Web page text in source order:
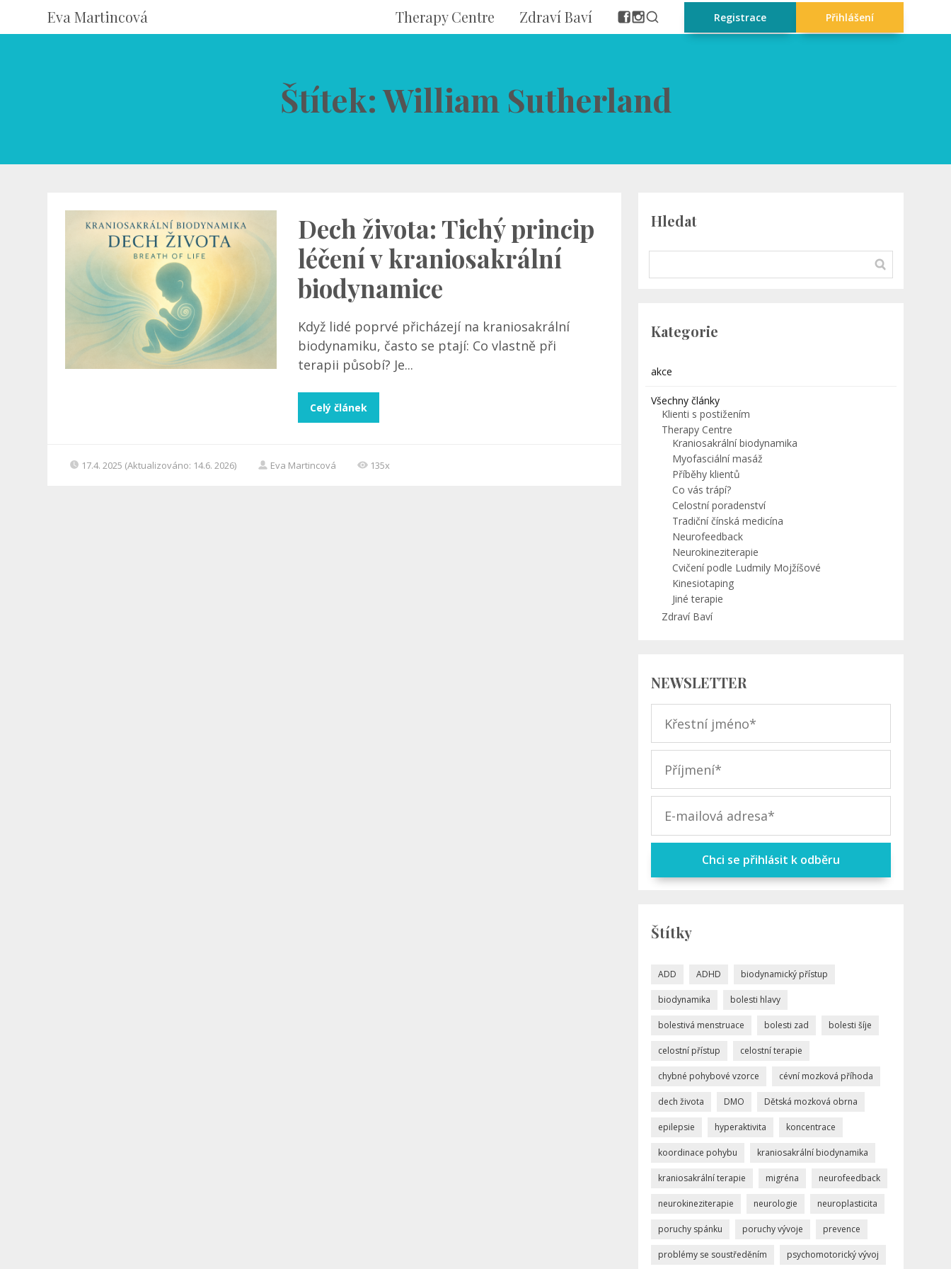
Eva Martincová Therapy Centre Zdraví Baví Registrace Přihlášení
Štítek: William Sutherland
Dech života: Tichý princip
léčení v kraniosakrální
biodynamice
Když lidé poprvé přicházejí na kraniosakrální
biodynamiku, často se ptají: Co vlastně při
terapii působí? Je...
Celý článek
17.4. 2025 (Aktualizováno: 14.6. 2026) Eva Martincová 135x
Hledat
Kategorie
akce
Všechny články
Klienti s postižením
Therapy Centre
Kraniosakrální biodynamika
Myofasciální masáž
Příběhy klientů
Co vás trápí?
Celostní poradenství
Tradiční čínská medicína
Neurofeedback
Neurokineziterapie
Cvičení podle Ludmily Mojžíšové
Kinesiotaping
Jiné terapie
Zdraví Baví
NEWSLETTER
Chci se přihlásit k odběru
Štítky
ADD ADHD biodynamický přístup
biodynamika bolesti hlavy
bolestivá menstruace bolesti zad bolesti šíje
celostní přístup celostní terapie
chybné pohybové vzorce cévní mozková příhoda
dech života DMO Dětská mozková obrna
epilepsie hyperaktivita koncentrace
koordinace pohybu kraniosakrální biodynamika
kraniosakrální terapie migréna neurofeedback
neurokineziterapie neurologie neuroplasticita
poruchy spánku poruchy vývoje prevence
problémy se soustředěním psychomotorický vývoj